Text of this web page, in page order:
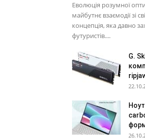
Еволюція розумної
майбутнє взаємодії зі
концепція, яка давно
футуристів....
G.